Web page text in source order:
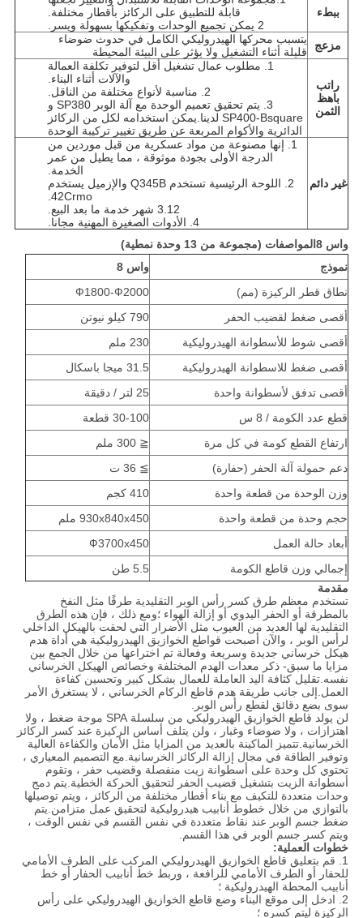
ببطء
قابلة للتطبيق على الركائز بأقطار مختلفة.
2 يمكن تجميع الوحدات وتفكيكها بسهولة ويسر.
مزعج
يتسبب محركها الهيدروليكي الكامل في حدوث ضوضاء
قليلة أثناء التشغيل ولا يؤثر على البيئة المحيطة
راتب
باهظ
الثمن
1. مطلوب عمال تشغيل أقل لتوفير تكلفة العمالة
والآلات أثناء البناء.
2. مناسبة لأنواع مختلفة من الناقل.
3. يتم تحقيق تعميم الوحدة مع آلة الوبر SP380 و
SP400-Bsquare لدينا.يمكن استخدامه لكل من الركائز
الدائرية والأكوام المربعة عن طريق تغيير تركيبة الوحدة
غير دائم
1. إنها مصنوعة من مواد عسكرية من قبل موردين من
الدرجة الأولى بجودة موثوقة ، مما يطيل من عمر
الخدمة.
2. اللوحة الرئيسية تستخدم Q345B والإزميل يستخدم
42Crmo.
3.12 شهر خدمة ما بعد البيع.
4. الأدوات الصغيرة المهنية مجانا.
واس 8
المواصفات (مجموعة من 13 وحدة نمطية)
نموذج
واس 8
نطاق قطر الركيزة (مم)
Ф1800-Ф2000
أقصى ضغط لقضيب الحفر
790 كيلو نيوتن
أقصى شوط للأسطوانة الهيدروليكية
230 ملم
أقصى ضغط للاسطوانة الهيدروليكية
31.5 ميجا باسكال
أقصى تدفق لأسطوانة واحدة
25 لتر / دقيقة
قطع عدد الكومة / 8 س
30-100 قطعة
ارتفاع القطع كومة في كل مرة
≦ 300 ملم
دعم حمولة آلة الحفر (حفارة)
≧ 36 ت
وزن الوحدة من قطعة واحدة
410 كجم
حجم وحدة من قطعة واحدة
930x840x450 ملم
أبعاد حالة العمل
Ф3700x450
إجمالي وزن قاطع الكومة
5.5 طن
مقدمة
تستخدم معظم طرق كسر رأس الوبر التقليدية طرقًا مثل النفخ
بالمطرقة أو الحفر اليدوي أو إزالة الهواء ؛ومع ذلك ، فإن هذه الطرق
التقليدية لها العديد من العيوب مثل الأضرار التي لحقت بالهيكل الداخلي
لرأس الوبر ، والآن أصبحت قواطع الخوازيق الهيدروليكية هي أداة هدم
هيكل خرساني جديدة وسريعة وفعالة تم اختراعها من خلال الجمع بين
مزايا ما سبق- ذكر معدات الهدم المختلفة وخصائص الهيكل الخرساني
نفسه.تقليل كثافة اليد العاملة للعمال بشكل كبير وتحسين كفاءة
العمل.إلى جانب طريقة هدم قاطع الركام الخرساني ، لا يستغرق الأمر
سوى بضع دقائق لقطع رأس الوبر.
لن يولد قاطع الخوازيق الهيدروليكي من سلسلة SPA موجة ضغط ، ولا
اهتزازات ، ولا ضوضاء وغبار ، ولن يتلف أساس الركيزة عند كسر الركائز
الخرسانية.تتميز الماكينة بالعديد من المزايا مثل الأمان والكفاءة العالية
وتوفير الطاقة في مجال إزالة الركائز الخرسانية.مع التصميم المعياري ،
تحتوي كل وحدة على أسطوانة زيت منفصلة وقضيب حفر ، وتقوم
أسطوانة الزيت بتشغيل قضيب الحفر لتحقيق الحركة الخطية.يتم دمج
وحدات متعددة للتكيف مع بناء أقطار مختلفة من الركائز ، ويتم توصيلها
بالتوازي من خلال خطوط أنابيب هيدروليكية لتحقيق عمل متزامن.يتم
ضغط جسم الوبر عند نقاط متعددة في نفس القسم في نفس الوقت ،
ويتم كسر جسم الوبر في هذا القسم.
خطوات العملية:
1. قم بتعليق قاطع الخوازيق الهيدروليكي المركب على الطرف الأمامي
للحفار أو الطرف الأمامي للرافعة ، وربط خط أنابيب الحفار أو خط
أنابيب المحطة الهيدروليكية ؛
2. ادخل إلى موقع البناء وضع قاطع الخوازيق الهيدروليكي على رأس
الركيزة ليتم كسره ؛